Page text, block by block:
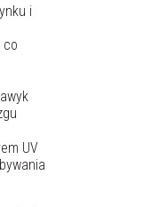
i
co
UV